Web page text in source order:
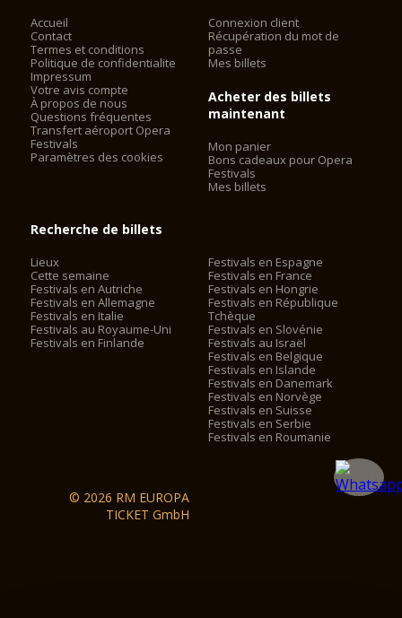
Accueil
Contact
Termes et conditions
Politique de confidentialite
Impressum
Votre avis compte
À propos de nous
Questions fréquentes
Transfert aéroport Opera
Festivals
Paramètres des cookies
Connexion client
Récupération du mot de
passe
Mes billets
Acheter des billets
maintenant
Mon panier
Bons cadeaux pour Opera
Festivals
Mes billets
Recherche de billets
Lieux
Cette semaine
Festivals en Autriche
Festivals en Allemagne
Festivals en Italie
Festivals au Royaume-Uni
Festivals en Finlande
Festivals en Espagne
Festivals en France
Festivals en Hongrie
Festivals en République
Tchèque
Festivals en Slovénie
Festivals au Israël
Festivals en Belgique
Festivals en Islande
Festivals en Danemark
Festivals en Norvège
Festivals en Suisse
Festivals en Serbie
Festivals en Roumanie
© 2026 RM EUROPA
TICKET GmbH